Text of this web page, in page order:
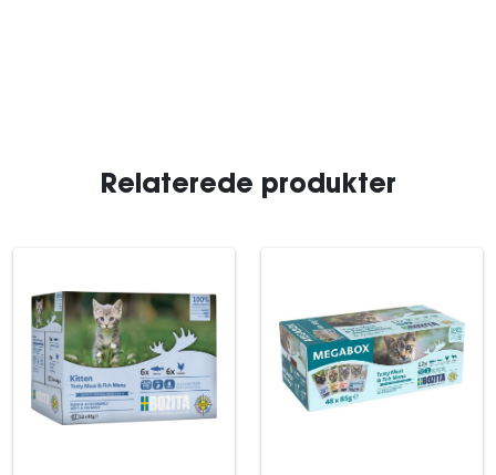
Relaterede produkter